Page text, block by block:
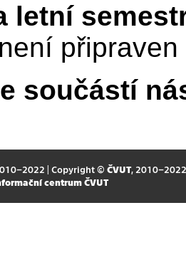
letní
připraven
součástí
| Copyright © ČVUT, 2010–2022
centrum ČVUT